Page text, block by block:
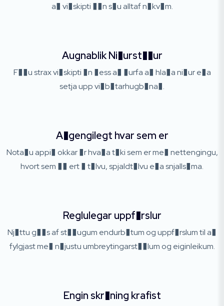
a� vi�skipti ��n s�u alltaf n�kv�m.
Augnablik Ni�urst��ur
F��u strax vi�skipti �n �ess a� �urfa a� hla�a ni�ur e�a
setja upp vi�b�tarhugb�na�.
A�gengilegt hvar sem er
Nota�u appi� okkar �r hva�a t�ki sem er me� nettengingu,
hvort sem �� ert � t�lvu, spjaldt�lvu e�a snjalls�ma.
Reglulegar uppf�rslur
Nj�ttu g��s af st��ugum endurb�tum og uppf�rslum til a�
fylgjast me� n�justu umbreytingarst��lum og eiginleikum.
Engin skr�ning krafist